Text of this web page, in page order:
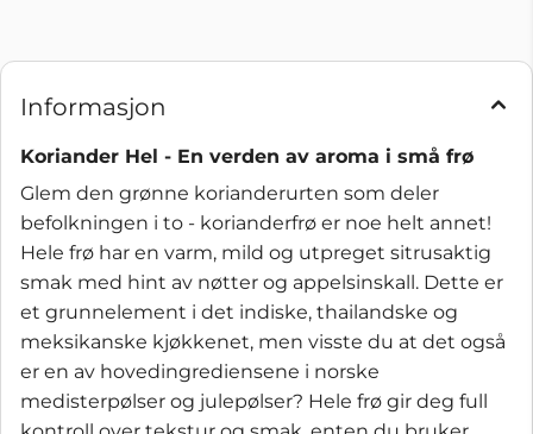
Informasjon
Koriander Hel - En verden av aroma i små frø
Glem den grønne korianderurten som deler
befolkningen i to - korianderfrø er noe helt annet!
Hele frø har en varm, mild og utpreget sitrusaktig
smak med hint av nøtter og appelsinskall. Dette er
et grunnelement i det indiske, thailandske og
meksikanske kjøkkenet, men visste du at det også
er en av hovedingrediensene i norske
medisterpølser og julepølser? Hele frø gir deg full